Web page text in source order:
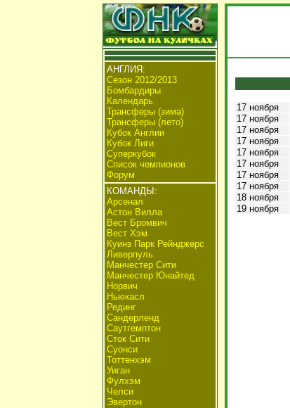
АНГЛИЯ:
Сезон 2012/2013
Бомбардиры
Календарь
Трансферы (зима)
Трансферы (лето)
Кубок Англии
Кубок Лиги
Суперкубок
Список чемпионов
Форум
КОМАНДЫ:
Арсенал
Астон Вилла
Вест Бромвич
Вест Хэм
Куинз Парк Рейнджерс
Ливерпуль
Манчестер Сити
Манчестер Юнайтед
Норвич
Ньюкасл
Рединг
Сандерленд
Саутгемптон
Сток Сити
Суонси
Тоттенхэм
Уиган
Фулхэм
Челси
Эвертон
17 ноября
17 ноября
17 ноября
17 ноября
17 ноября
17 ноября
17 ноября
17 ноября
18 ноября
19 ноября